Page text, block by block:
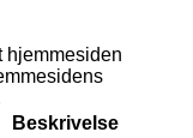
hjemmesiden
Beskrivelse